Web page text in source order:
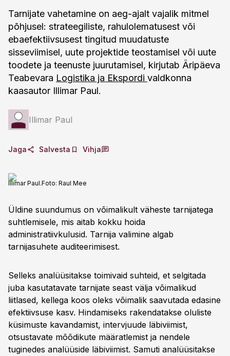
Tarnijate vahetamine on aeg-ajalt vajalik mitmel
põhjusel: strateegiliste, rahulolematusest või
ebaefektiivsusest tingitud muudatuste
sisseviimisel, uute projektide teostamisel või uute
toodete ja teenuste juurutamisel, kirjutab Äripäeva
Teabevara Logistika ja Ekspordi valdkonna
kaasautor Illimar Paul.
Illimar Paul
Jaga Salvesta Vihja
Illimar Paul.Foto: Raul Mee
Üldine suundumus on võimalikult väheste tarnijatega
suhtlemisele, mis aitab kokku hoida
administratiivkulusid. Tarnija valimine algab
tarnijasuhete auditeerimisest.
Selleks analüüsitakse toimivaid suhteid, et selgitada
juba kasutatavate tarnijate seast välja võimalikud
liitlased, kellega koos oleks võimalik saavutada edasine
efektiivsuse kasv. Hindamiseks rakendatakse oluliste
küsimuste kavandamist, intervjuude läbiviimist,
otsustavate mõõdikute määratlemist ja nendele
tuginedes analüüside läbiviimist. Samuti analüüsitakse